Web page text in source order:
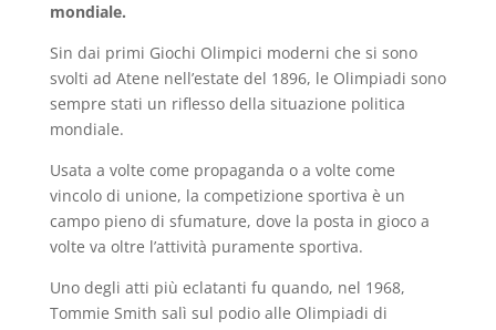
mondiale.
Sin dai primi Giochi Olimpici moderni che si sono
svolti ad Atene nell’estate del 1896, le Olimpiadi sono
sempre stati un riflesso della situazione politica
mondiale.
Usata a volte come propaganda o a volte come
vincolo di unione, la competizione sportiva è un
campo pieno di sfumature, dove la posta in gioco a
volte va oltre l’attività puramente sportiva.
Uno degli atti più eclatanti fu quando, nel 1968,
Tommie Smith salì sul podio alle Olimpiadi di